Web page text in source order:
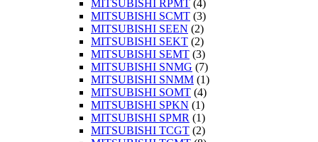
MITSUBISHI RPMT (4)
MITSUBISHI SCMT (3)
MITSUBISHI SEEN (2)
MITSUBISHI SEKT (2)
MITSUBISHI SEMT (3)
MITSUBISHI SNMG (7)
MITSUBISHI SNMM (1)
MITSUBISHI SOMT (4)
MITSUBISHI SPKN (1)
MITSUBISHI SPMR (1)
MITSUBISHI TCGT (2)